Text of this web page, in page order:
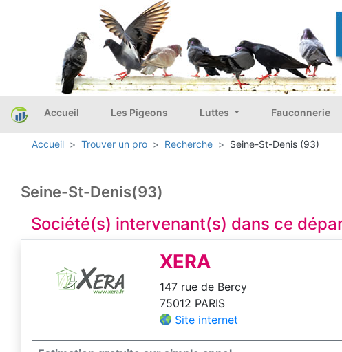
Accueil Les Pigeons Luttes Fauconnerie
Accueil Trouver un pro Recherche Seine-St-Denis (93)
Seine-St-Denis(93)
Société(s) intervenant(s) dans ce
XERA
147 rue de Bercy
75012 PARIS
Site internet